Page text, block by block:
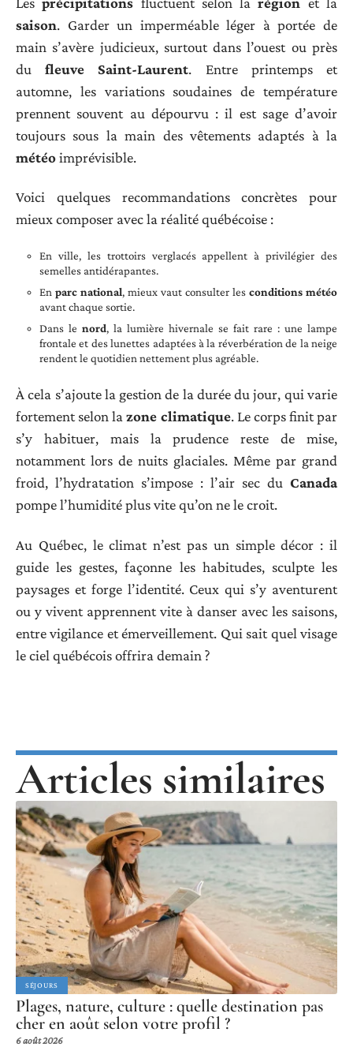
saison. Garder un imperméable léger à portée de
main s’avère judicieux, surtout dans l’ouest ou près
dufleuve Saint-Laurent. Entre printemps et
automne, les variations soudaines de température
prennent souvent au dépourvu : il est sage d’avoir
toujours sous la main des vêtements adaptés à la
météoimprévisible.
Voici quelques recommandations concrètes pour
mieux composer avec la réalité québécoise :
En ville, les trottoirs verglacés appellent à privilégier des
semelles antidérapantes.
En parc national, mieux vaut consulter les conditions météo
avant chaque sortie.
Dans le nord, la lumière hivernale se fait rare : une lampe
frontale et des lunettes adaptées à la réverbération de la neige
rendent le quotidien nettement plus agréable.
À cela s’ajoute la gestion de la durée du jour, qui varie
fortement selon lazone climatique. Le corps finit par
s’y habituer, mais la prudence reste de mise,
notamment lors de nuits glaciales. Même par grand
froid, l’hydratation s’impose : l’air sec du Canada
pompe l’humidité plus vite qu’on ne le croit.
Au Québec, le climat n’est pas un simple décor : il
guide les gestes, façonne les habitudes, sculpte les
paysages et forge l’identité. Ceux qui s’y aventurent
ou y vivent apprennent vite à danser avec les saisons,
entre vigilance et émerveillement. Qui sait quel visage
le ciel québécois offrira demain ?
Articles similaires
SÉJOURS
Plages, nature, culture : quelle destination pas
cher en août selon votre profil ?
6 août 2026